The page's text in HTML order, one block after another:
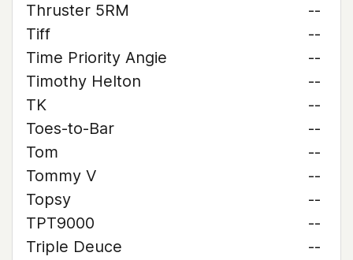
Thruster 5RM
--
Tiff
--
Time Priority Angie
--
Timothy Helton
--
TK
--
Toes-to-Bar
--
Tom
--
Tommy V
--
Topsy
--
TPT9000
--
Triple Deuce
--